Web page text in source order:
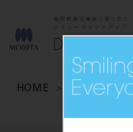
HOME セミナー・
お問い合わせ
会員登録